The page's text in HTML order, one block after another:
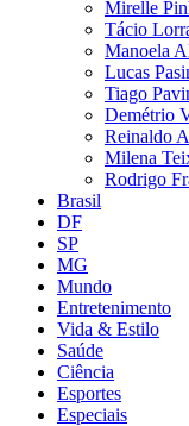
Mirelle
Tácio
Manoela
Lucas
Tiago
Demétrio
Reinaldo
Milena
Rodrigo
Brasil
DF
SP
MG
Mundo
Entretenimento
Vida & Estilo
Saúde
Ciência
Esportes
Especiais